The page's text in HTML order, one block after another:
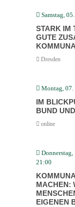
Samstag,
STARK IM
GUTE
Dresden
Montag, 07.
IM
BUND
online
Donnerstag,
21:00
MACHEN:
IGENEN